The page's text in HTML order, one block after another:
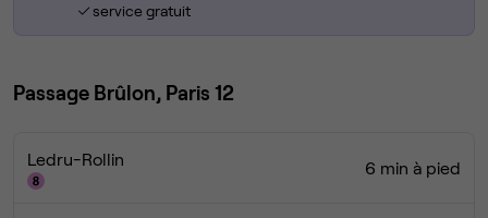
service gratuit
Passage Brûlon, Paris 12
Ledru-Rollin 6 min à pied